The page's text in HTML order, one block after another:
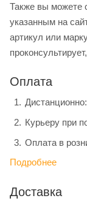
Также вы можете
указанным на
артикул или
Оплата
Курьеру при
Оплата в
Подробнее
Доставка